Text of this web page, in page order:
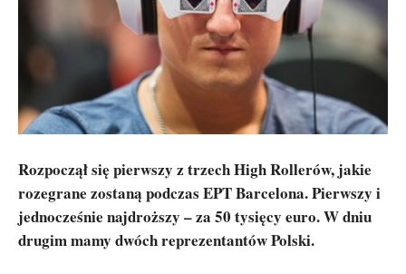
Rozpoczął się pierwszy z trzech High Rollerów, jakie
rozegrane zostaną podczas EPT Barcelona. Pierwszy i
jednocześnie najdroższy – za 50 tysięcy euro. W dniu
drugim mamy dwóch reprezentantów Polski.